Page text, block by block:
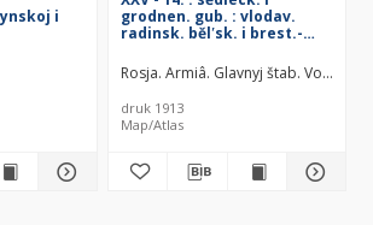
i
grodnen. gub. : vlodav.
radinsk. bělʹsk. i brest.-
Rosja. Armiâ. Glavnyj štab. Voenno-
druk 1913
Map/Atlas